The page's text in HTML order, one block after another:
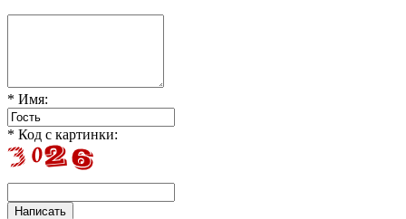
* Имя:
* Код с картинки: